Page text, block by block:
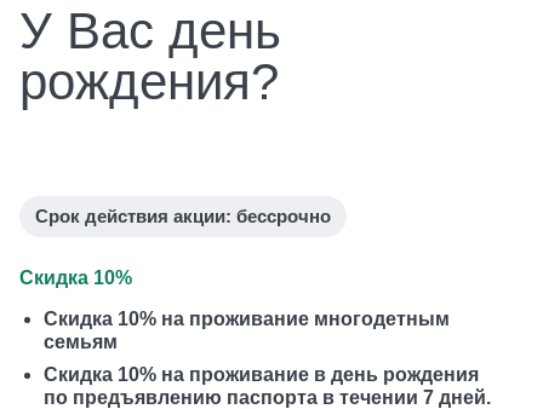
У Вас день
рождения?
Срок действия акции: бессрочно
Скидка 10%
Скидка 10% на проживание многодетным
семьям
Скидка 10% на проживание в день рождения
по предъявлению паспорта в течении 7 дней.